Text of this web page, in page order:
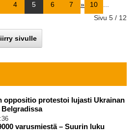
Sivu 5 / 12
4 5 6 7 » 10
...
oppositio protestoi lujasti Ukrainan
varusmiestä – Suurin luku